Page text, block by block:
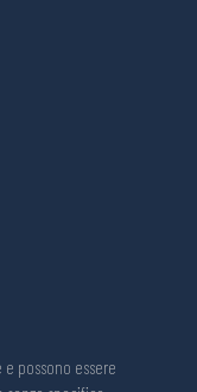
possono essere